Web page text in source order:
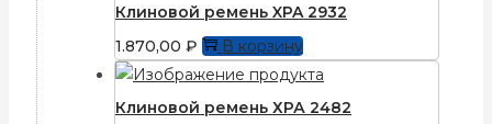
Клиновой ремень XPA 2932
1.870,00 ₽ В корзину
Клиновой ремень ХРА 2482